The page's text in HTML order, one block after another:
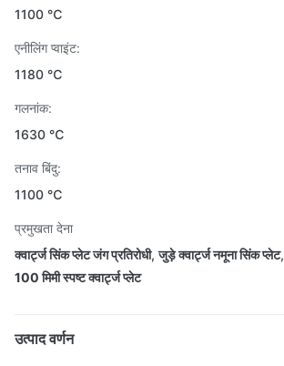
1100 ℃
एनीलिंग प्वाइंट:
1180 ℃
गलनांक:
1630 ℃
तनाव बिंदु:
1100 ℃
प्रमुखता देना
क्वार्ट्ज सिंक प्लेट जंग प्रतिरोधी,जुड़े क्वार्ट्ज नमूना सिंक प्लेट,
100 मिमी स्पष्ट क्वार्ट्ज प्लेट
उत्पाद वर्णन